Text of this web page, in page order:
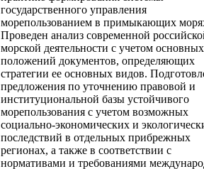
государственного управления
морепользованием в примыкающих
Проведен анализ современной
морской деятельности с учетом основных
положений документов, определяющих
стратегии ее основных видов.
предложения по уточнению правовой и
институциональной базы устойчивого
морепользования с учетом возможных
социально-экономических и
последствий в отдельных прибрежных
регионах, а также в соответствии с
нормативами и требованиями